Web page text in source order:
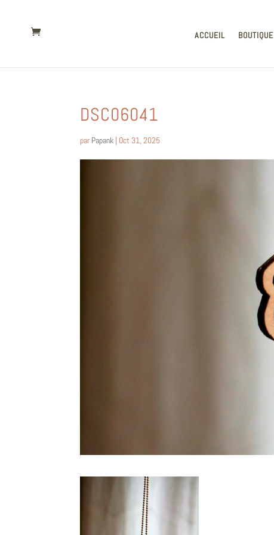
ACCUEIL BOUTIQUE
DSC06041
par Papank | Oct 31, 2025